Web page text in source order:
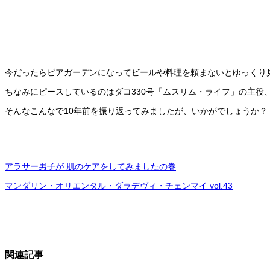
今だったらビアガーデンになってビールや料理を頼まないとゆっく
ちなみにピースしているのはダコ330号「ムスリム・ライフ」の主
そんなこんなで10年前を振り返ってみましたが、いかがでしょうか？
アラサー男子が 肌のケアをしてみましたの巻
マンダリン・オリエンタル・ダラデヴィ・チェンマイ vol.43
関連記事